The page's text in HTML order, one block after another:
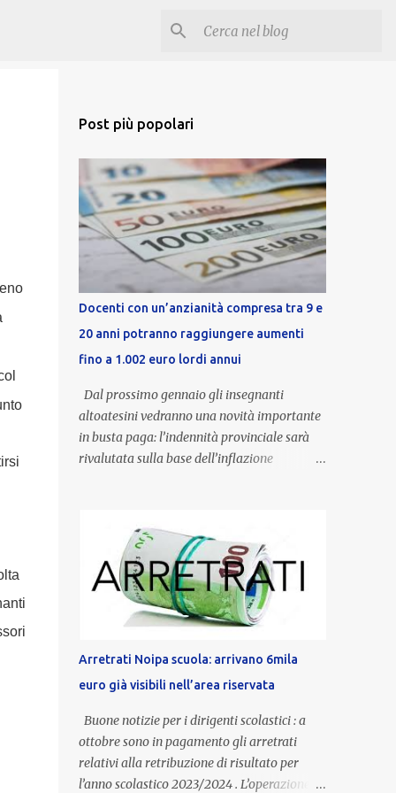
Post più popolari
Docenti con un’anzianità compresa tra 9 e
20 anni potranno raggiungere aumenti
fino a 1.002 euro lordi annui
Dal prossimo gennaio gli insegnanti
altoatesini vedranno una novità importante
in busta paga: l’indennità provinciale sarà
rivalutata sulla base dell’inflazione
un’anzianità compresa tra 9 e 20 anni
potranno raggiungere fino a 1.002 euro lordi
annui. Il nuovo contratto provinciale
introduce inoltre un congedo speciale
dedicato alle donne vittime di violenza di
genere, in linea con la normativa nazionale e
con l’obiettivo di offrire maggiore tutela e
supporto in situazioni delicate. L’indennità
provinciale per i docenti è un unicum in
Italia: si tratta di una misura esclusiva della
Provincia autonoma di Bolzano, che integra
in maniera stabile lo stipendio nazionale
Arretrati Noipa scuola: arrivano 6mila
euro già visibili nell’area riservata
Buone notizie per i dirigenti scolastici : a
ottobre sono in pagamento gli arretrati
relativi alla retribuzione di risultato per
l’anno scolastico 2023/2024 . L’operazione,